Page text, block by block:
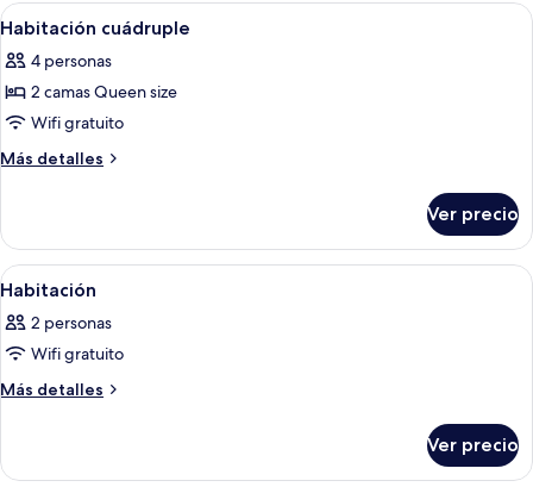
Abrir
todas
las
fotos
de
Habitación
Habitación de hotel con dos camas,
5
Habitación cuádruple
4 personas
2 camas Queen size
Wifi gratuito
Más detalles
Más
cuádruple
Ver precio
Abrir
todas
las
fotos
de
Una habitación de hotel con una
6
Habitación
2 personas
Wifi gratuito
Más detalles
Más
Ver precio